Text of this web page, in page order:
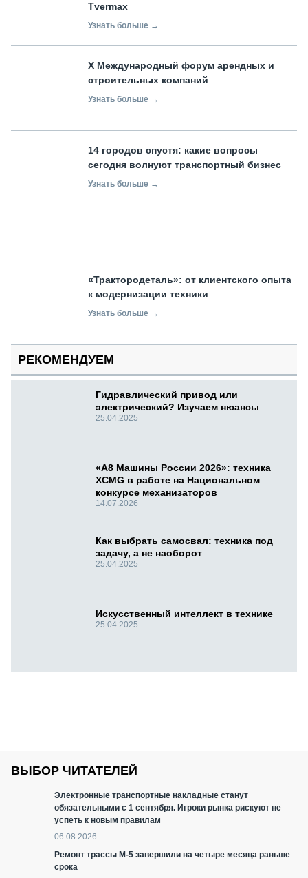
Tvermax
Узнать больше →
X Международный форум арендных и
строительных компаний
Узнать больше →
14 городов спустя: какие вопросы
сегодня волнуют транспортный бизнес
Узнать больше →
«Трактородеталь»: от клиентского опыта
к модернизации техники
Узнать больше →
РЕКОМЕНДУЕМ
Гидравлический привод или
электрический? Изучаем нюансы
25.04.2025
«А8 Машины России 2026»: техника
XCMG в работе на Национальном
конкурсе механизаторов
14.07.2026
Как выбрать самосвал: техника под
задачу, а не наоборот
25.04.2025
Искусственный интеллект в технике
25.04.2025
ВЫБОР ЧИТАТЕЛЕЙ
Электронные транспортные накладные станут
обязательными с 1 сентября. Игроки рынка рискуют не
успеть к новым правилам
06.08.2026
Ремонт трассы М-5 завершили на четыре месяца раньше
срока